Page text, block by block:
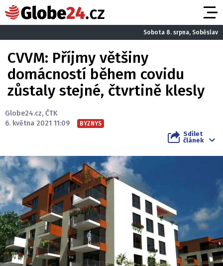
Sobota 8. srpna, Soběslav
CVVM: Příjmy většiny
domácností během covidu
zůstaly stejné, čtvrtině klesly
Globe24.cz, ČTK
6. května 2021 11:09
BYZNYS
Sdílet
článek